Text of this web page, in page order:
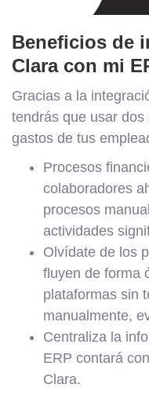
Beneficios de
Clara con mi
Gracias a la
tendrás que usar
gastos de tus
Procesos
colaboradores
procesos
actividades
Olvídate de los
fluyen de forma
plataformas sin
manualmente,
Centraliza la
ERP contará
Clara.